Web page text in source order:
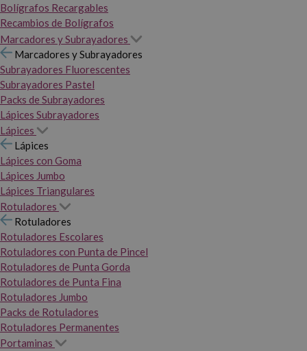
Bolígrafos Recargables
Recambios de Bolígrafos
Marcadores y Subrayadores
Marcadores y Subrayadores
Subrayadores Fluorescentes
Subrayadores Pastel
Packs de Subrayadores
Lápices Subrayadores
Lápices
Lápices
Lápices con Goma
Lápices Jumbo
Lápices Triangulares
Rotuladores
Rotuladores
Rotuladores Escolares
Rotuladores con Punta de Pincel
Rotuladores de Punta Gorda
Rotuladores de Punta Fina
Rotuladores Jumbo
Packs de Rotuladores
Rotuladores Permanentes
Portaminas